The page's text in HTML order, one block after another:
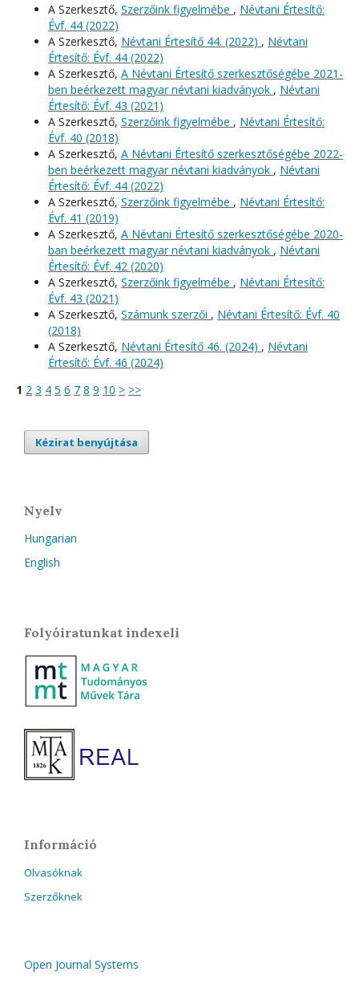
A Szerkesztő, Szerzőink figyelmébe , Névtani Értesítő:
Évf. 44 (2022)
A Szerkesztő, Névtani Értesítő 44. (2022) , Névtani
Értesítő: Évf. 44 (2022)
A Szerkesztő, A Névtani Értesítő szerkesztőségébe 2021-
ben beérkezett magyar névtani kiadványok , Névtani
Értesítő: Évf. 43 (2021)
A Szerkesztő, Szerzőink figyelmébe , Névtani Értesítő:
Évf. 40 (2018)
A Szerkesztő, A Névtani Értesítő szerkesztőségébe 2022-
ben beérkezett magyar névtani kiadványok , Névtani
Értesítő: Évf. 44 (2022)
A Szerkesztő, Szerzőink figyelmébe , Névtani Értesítő:
Évf. 41 (2019)
A Szerkesztő, A Névtani Értesítő szerkesztőségébe 2020-
ban beérkezett magyar névtani kiadványok , Névtani
Értesítő: Évf. 42 (2020)
A Szerkesztő, Szerzőink figyelmébe , Névtani Értesítő:
Évf. 43 (2021)
A Szerkesztő, Számunk szerzői , Névtani Értesítő: Évf. 40
(2018)
A Szerkesztő, Névtani Értesítő 46. (2024) , Névtani
Értesítő: Évf. 46 (2024)
1 2 3 4 5 6 7 8 9 10 > >>
Kézirat benyújtása
Nyelv
Hungarian
English
Folyóiratunkat indexeli
Információ
Olvasóknak
Szerzőknek
Open Journal Systems